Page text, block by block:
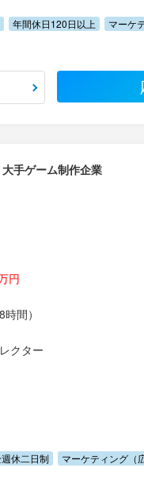
年間休日120日以上
マーケ
手ゲーム制作企業
円
間）
クター
休二日制 マーケティング（